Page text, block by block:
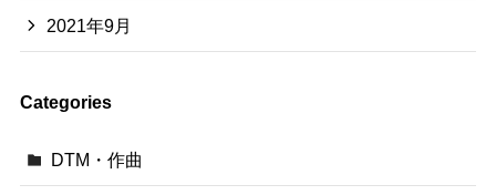
2021年9月
Categories
DTM・作曲